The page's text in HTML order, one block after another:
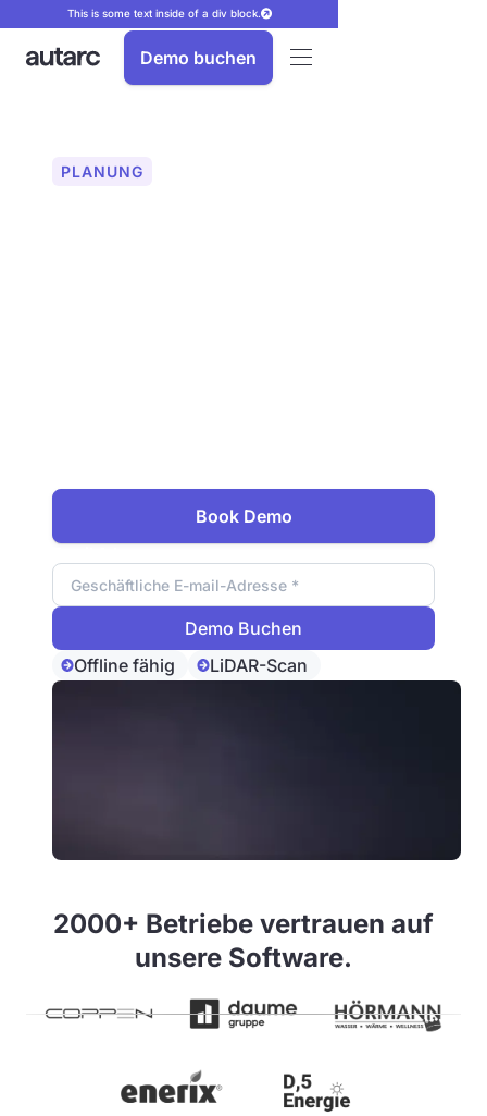
This is some text inside of a div block.
Demo buchen
PLANUNG
Book Demo
Offline fähig LiDAR-Scan
2000+ Betriebe vertrauen auf
unsere Software.